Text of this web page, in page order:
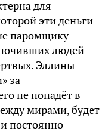
для
эти деньги
паромщику
людей
Эллины
за
не попадёт в
мирами, будет
постоянно